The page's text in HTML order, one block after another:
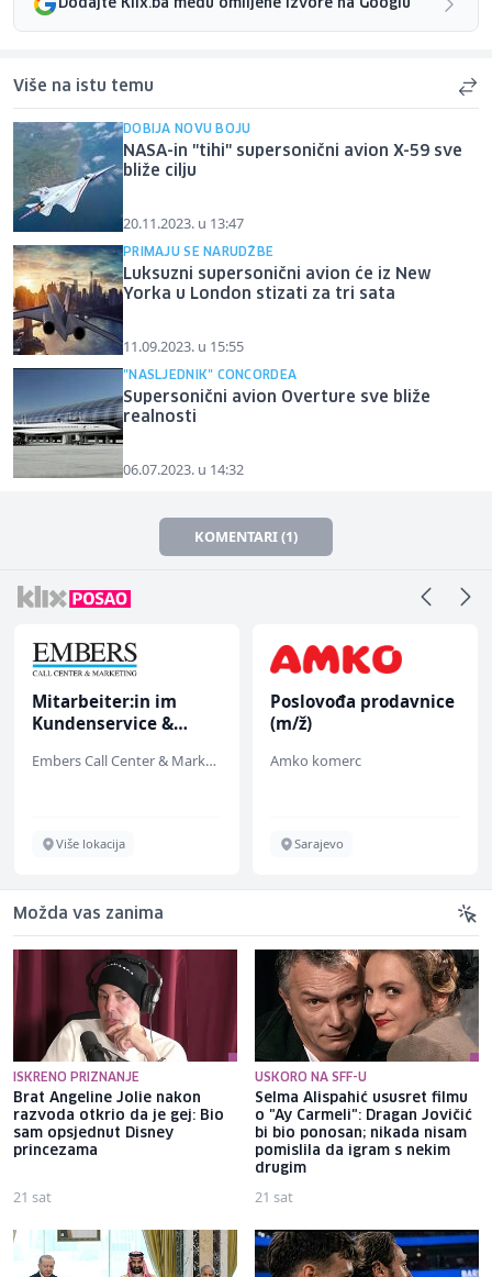
Dodajte Klix.ba među omiljene izvore na Googlu
Više na istu temu
DOBIJA NOVU BOJU
NASA-in "tihi" supersonični avion X-59 sve
bliže cilju
20.11.2023. u 13:47
PRIMAJU SE NARUDŽBE
Luksuzni supersonični avion će iz New
Yorka u London stizati za tri sata
11.09.2023. u 15:55
"NASLJEDNIK" CONCORDEA
Supersonični avion Overture sve bliže
realnosti
06.07.2023. u 14:32
KOMENTARI (1)
Mitarbeiter:in im
Kundenservice &
Embers Call Center & Marketing
Više lokacija
Poslovođa prodavnice
(m/ž)
Amko komerc
Sarajevo
Možda vas zanima
ISKRENO PRIZNANJE
Brat Angeline Jolie nakon
razvoda otkrio da je gej: Bio
sam opsjednut Disney
princezama
21 sat
USKORO NA SFF-U
Selma Alispahić ususret filmu
o "Ay Carmeli": Dragan Jovičić
bi bio ponosan; nikada nisam
pomislila da igram s nekim
drugim
21 sat